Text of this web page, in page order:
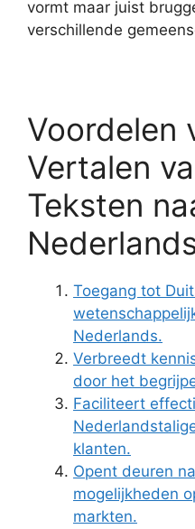
vormt maar juist
verschillende
Voordelen
Vertalen
Teksten
Toegang tot
Nederlands.
Verbreedt
door het
Faciliteert
klanten.
Opent deuren
mogelijkheden
markten.